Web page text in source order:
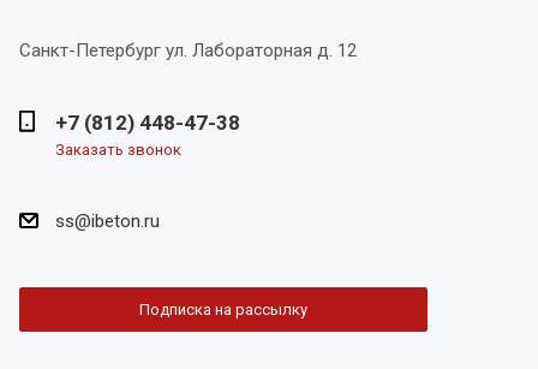
Санкт-Петербург ул. Лабораторная д. 12
+7 (812) 448-47-38
Заказать звонок
ss@ibeton.ru
Подписка на рассылку